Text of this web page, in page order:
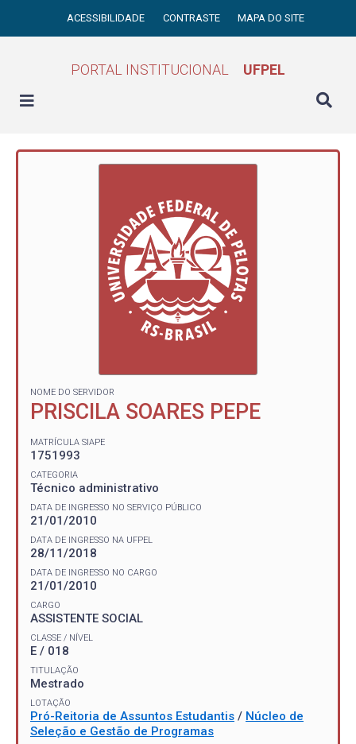
ACESSIBILIDADE CONTRASTE MAPA DO SITE
PORTAL INSTITUCIONAL UFPEL
NOME DO SERVIDOR
PRISCILA SOARES PEPE
MATRÍCULA SIAPE
1751993
CATEGORIA
Técnico administrativo
DATA DE INGRESSO NO SERVIÇO PÚBLICO
21/01/2010
DATA DE INGRESSO NA UFPEL
28/11/2018
DATA DE INGRESSO NO CARGO
21/01/2010
CARGO
ASSISTENTE SOCIAL
CLASSE / NÍVEL
E / 018
TITULAÇÃO
Mestrado
LOTAÇÃO
Pró-Reitoria de Assuntos Estudantis / Núcleo de
Seleção e Gestão de Programas